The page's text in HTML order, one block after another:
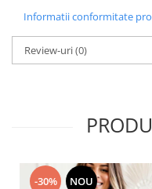
Informatii conformitate
Review-uri(0)
-30% NOU